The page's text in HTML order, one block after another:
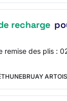
recharge
remise des plis